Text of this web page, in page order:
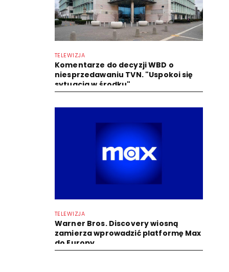
TELEWIZJA
Komentarze do decyzji WBD o
niesprzedawaniu TVN. "Uspokoi się
sytuacja w środku"
TELEWIZJA
Warner Bros. Discovery wiosną
zamierza wprowadzić platformę Max
do Europy